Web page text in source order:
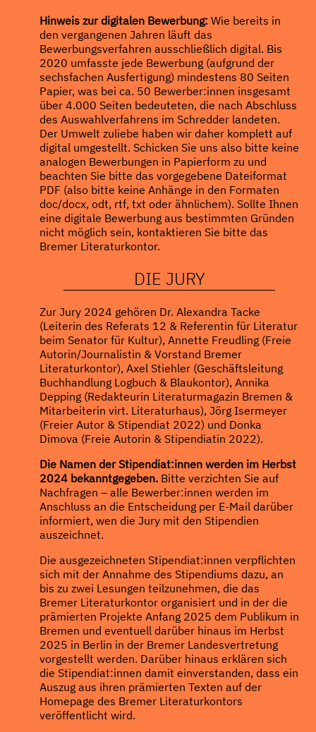
Hinweis zur digitalen Bewerbung: Wie bereits in
den vergangenen Jahren läuft das
Bewerbungsverfahren ausschließlich digital. Bis
2020 umfasste jede Bewerbung (aufgrund der
sechsfachen Ausfertigung) mindestens 80 Seiten
Papier, was bei ca. 50 Bewerber:innen insgesamt
über 4.000 Seiten bedeuteten, die nach Abschluss
des Auswahlverfahrens im Schredder landeten.
Der Umwelt zuliebe haben wir daher komplett auf
digital umgestellt. Schicken Sie uns also bitte keine
analogen Bewerbungen in Papierform zu und
beachten Sie bitte das vorgegebene Dateiformat
PDF (also bitte keine Anhänge in den Formaten
doc/docx, odt, rtf, txt oder ähnlichem). Sollte Ihnen
eine digitale Bewerbung aus bestimmten Gründen
nicht möglich sein, kontaktieren Sie bitte das
Bremer Literaturkontor.
DIE JURY
Zur Jury 2024 gehören Dr. Alexandra Tacke
(Leiterin des Referats 12 & Referentin für Literatur
beim Senator für Kultur), Annette Freudling (Freie
Autorin/Journalistin & Vorstand Bremer
Literaturkontor), Axel Stiehler (Geschäftsleitung
Buchhandlung Logbuch & Blaukontor), Annika
Depping (Redakteurin Literaturmagazin Bremen &
Mitarbeiterin virt. Literaturhaus), Jörg Isermeyer
(Freier Autor & Stipendiat 2022) und Donka
Dimova (Freie Autorin & Stipendiatin 2022).
Die Namen derStipendiat:innen werden im Herbst
2024 bekanntgegeben. Bitte verzichten Sie auf
Nachfragen – alle Bewerber:innen werden im
Anschluss an die Entscheidung per E-Mail darüber
informiert, wen die Jury mit den Stipendien
auszeichnet.
Die ausgezeichneten Stipendiat:innen verpflichten
sich mit der Annahme des Stipendiums dazu, an
bis zu zwei Lesungen teilzunehmen, die das
Bremer Literaturkontor organisiert und in der die
prämierten Projekte Anfang 2025 dem Publikum in
Bremen und eventuell darüber hinaus im Herbst
2025 in Berlin in der Bremer Landesvertretung
vorgestellt werden. Darüber hinaus erklären sich
die Stipendiat:innen damit einverstanden, dass ein
Auszug aus ihren prämierten Texten auf der
Homepage des Bremer Literaturkontors
veröffentlicht wird.